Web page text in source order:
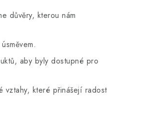
důvěry, kterou nám
aby byly dostupné pro
vztahy, které přinášejí radost